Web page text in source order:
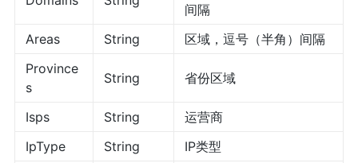
间隔
Areas
String
区域，逗号（半角）间隔
Province
s
String 省份区域
Isps String
运营商
IpType
String
IP类型